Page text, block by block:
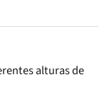
alturas de